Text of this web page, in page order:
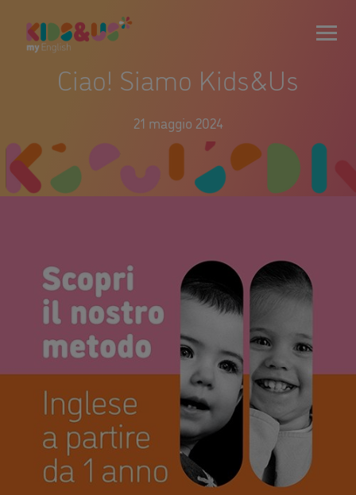
Ciao! Siamo Kids&Us
21 maggio 2024